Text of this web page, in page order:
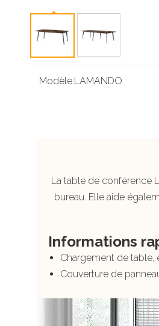
Modèle:LAMANDO
La table de conférence
bureau. Elle aide
Informations
Chargement de table,
Couverture de